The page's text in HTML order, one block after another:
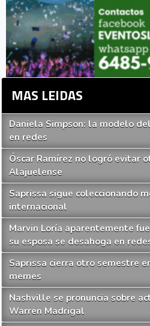
MAS LEIDAS
Daniela Simpson: la modelo
en redes
Óscar Ramírez no logró evitar
Alajuelense
Saprissa sigue coleccionando
internacional
Marvin Loría aparentemente
su esposa se desahoga en
Saprissa cierra otro semestre
memes
Nashville se pronuncia sobre
Warren Madrigal